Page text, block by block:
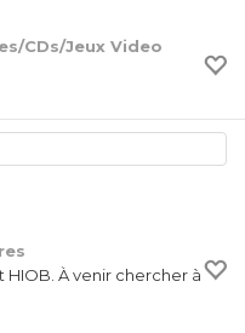
CDs/Jeux Video
À venir chercher à